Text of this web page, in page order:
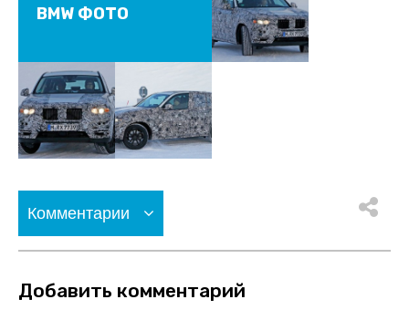
BMW ФОТО
Комментарии
Добавить комментарий